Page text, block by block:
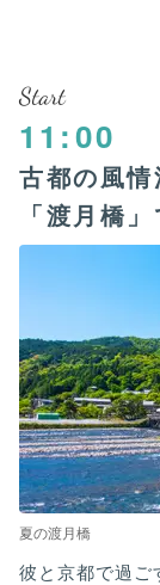
Start
11:00
古都の風
「渡月橋
夏の渡月橋
彼と京都で過ご